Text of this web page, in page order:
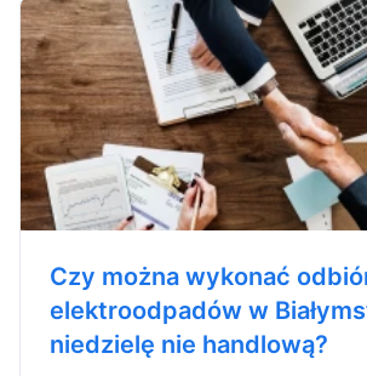
Czy można wykonać
elektroodpadów w
niedzielę nie handlową?